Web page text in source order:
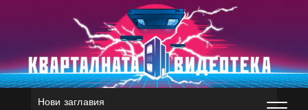
Нови заглавия